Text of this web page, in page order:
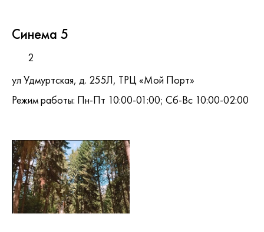
Синема 5
2
ул Удмуртская, д. 255Л, ТРЦ «Мой Порт»
Режим работы: Пн-Пт 10:00-01:00; Сб-Вс 10:00-02:00